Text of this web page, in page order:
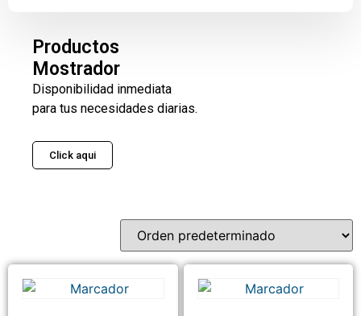
Productos
Mostrador
Disponibilidad inmediata
para tus necesidades diarias.
Click aqui